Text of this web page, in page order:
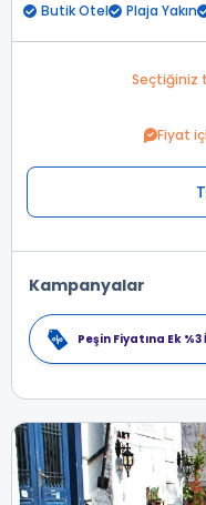
Butik Otel
Plaja Yakın
Seçtiğiniz
Fiyat
Kampanyalar
Peşin Fiyatına Ek